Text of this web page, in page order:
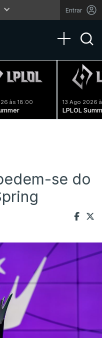
Entrar
Toggle
às 18:00 13 Ago 2026
LPLOL
se do